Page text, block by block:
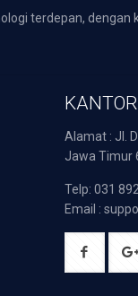
terdepan, dengan
Alamat : Jl.
Jawa Timur
Telp: 031
Email :